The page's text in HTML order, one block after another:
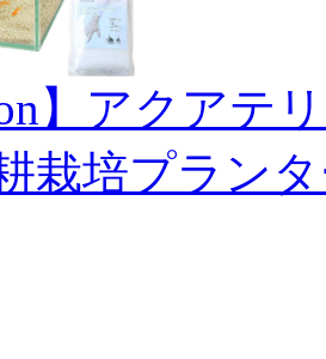
】アクアテ
栽培プラン